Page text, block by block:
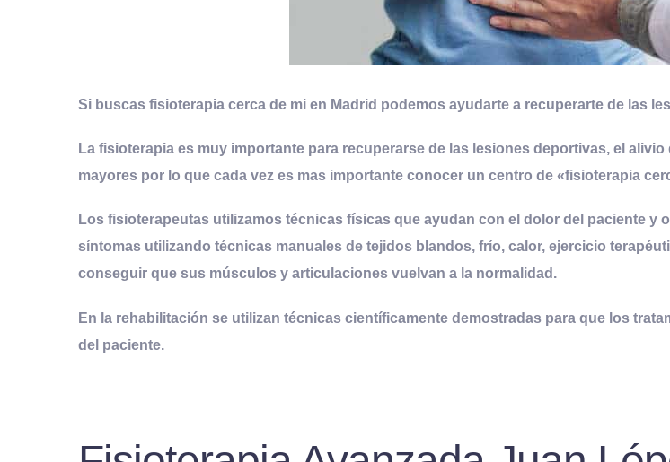
Si buscas fisioterapia cerca de mi en Madrid podemos ayudarte a recuperarte de las
La fisioterapia es muy importante para recuperarse de las lesiones deportivas, el
mayores por lo que cada vez es mas importante conocer un centro de «fisioterapia
Los fisioterapeutas utilizamos técnicas físicas que ayudan con el dolor del paciente
síntomas utilizando técnicas manuales de tejidos blandos, frío, calor, ejercicio
conseguir que sus músculos y articulaciones vuelvan a la normalidad.
En la rehabilitación se utilizan técnicas científicamente demostradas para que los
del paciente.